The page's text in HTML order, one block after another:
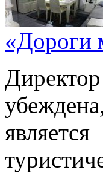
«Дороги